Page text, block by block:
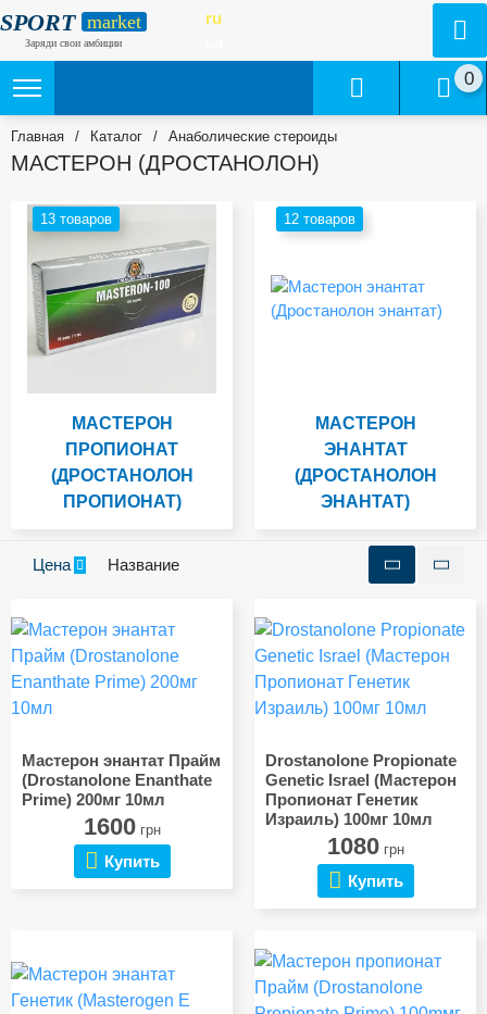
SPORT market
Заряди свои амбиции
ru
0
Главная / Каталог / Анаболические стероиды
МАСТЕРОН (ДРОСТАНОЛОН)
13 товаров
МАСТЕРОН
ПРОПИОНАТ
(ДРОСТАНОЛОН
ПРОПИОНАТ)
12 товаров
МАСТЕРОН
ЭНАНТАТ
(ДРОСТАНОЛОН
ЭНАНТАТ)
Цена Название
Мастерон энантат Прайм
(Drostanolone Enanthate
Prime) 200мг 10мл
1600грн
Купить
Drostanolone Propionate
Genetic Israel (Мастерон
Пропионат Генетик
Израиль) 100мг 10мл
1080грн
Купить